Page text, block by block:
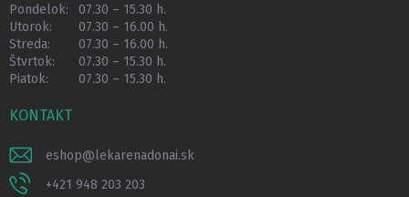
Pondelok:
07.30 – 15.30 h.
Utorok:
07.30 – 16.00 h.
Streda:
07.30 – 16.00 h.
Štvrtok:
07.30 – 15.30 h.
Piatok:
07.30 – 15.30 h.
KONTAKT
eshop@lekarenadonai.sk
+421 948 203 203